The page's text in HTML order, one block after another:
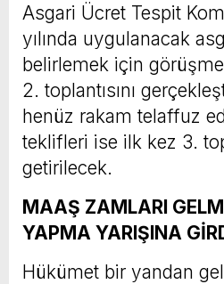
Asgari Ücret Tespit
yılında uygulanacak
belirlemek için
2. toplantısını
henüz rakam telaffuz
teklifleri ise ilk kez 3.
getirilecek.
MAAŞ ZAMLARI
YAPMA YARIŞINA
Hükümet bir yandan